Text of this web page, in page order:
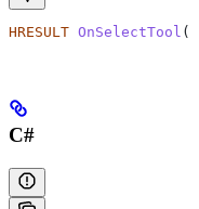
HRESULT OnSelectTool (
C#